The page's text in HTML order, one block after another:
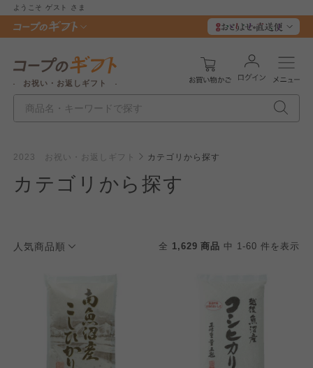
ようこそ ゲスト さま
お祝い・お返しギフト
2023 お祝い・お返しギフト カテゴリから探す
カテゴリから探す
人気商品順 全 1,629 商品 中 1-60 件を表示